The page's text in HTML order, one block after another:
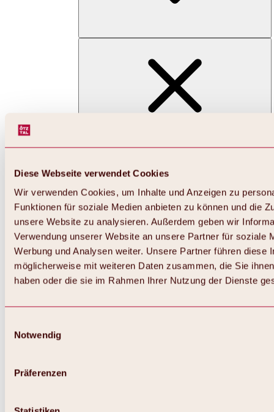
Diese Webseite verwendet Cookies
Wir verwenden Cookies, um Inhalte und Anzeigen zu
Funktionen für soziale Medien anbieten zu können und die
unsere Website zu analysieren. Außerdem geben wir
Verwendung unserer Website an unsere Partner für soziale
Werbung und Analysen weiter. Unsere Partner führen diese
möglicherweise mit weiteren Daten zusammen, die Sie
haben oder die sie im Rahmen Ihrer Nutzung der Dienste
Notwendig
Präferenzen